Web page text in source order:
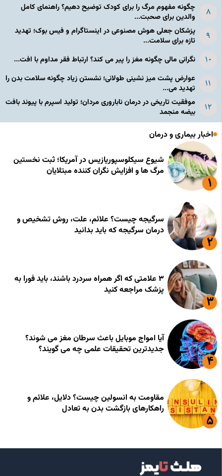
چگونه مفهوم مرگ را برای کودک توضیح دهیم؟ راهنمای کامل
والدین برای صحبت...
پزشکان جعلی هوش مصنوعی در اینستاگرام و فیس بوک؛ تهدید
تازه برای سلامت...
نگرانی مالی چگونه مغز را پیر می کند؟ ارتباط فقر مداوم با افت...
عوارض پشت میز نشینی طولانی؛ نشستن زیاد چگونه سلامت بدن را
تهدید می...
موفقیت تاریخی در درمان ناباروری مردان؛ تولید اسپرم با پیوند بافت
بیضه منجمد
اخبار بیماری و درمان
شیوع سیکلوسپوریازیس در آمریکا؛ ثبت نخستین
مرگ ها و افزایش نگران کننده مبتلایان
سرگیجه چیست؟ علائم، علت، روش تشخیص و
درمان سرگیجه که باید بدانید
۳ علامتی که اگر همراه سردرد باشند، باید فورا به
پزشک مراجعه کنید
آیا امواج موبایل باعث سرطان مغز می شوند؟
جدیدترین تحقیقات علمی چه می گویند؟
مقاومت به انسولین چیست؟ دلایل، علائم و
راهکارهای بازگشت بدن به تعادل